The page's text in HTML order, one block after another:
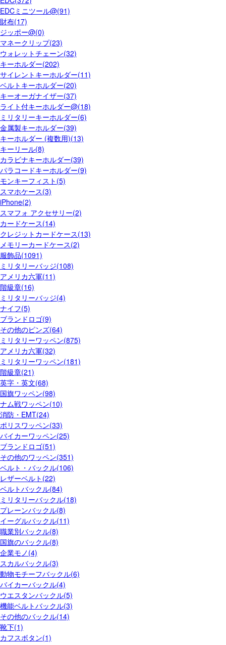
EDCミニツール@(91)
財布(17)
ジッポー@(0)
マネークリップ(23)
ウォレットチェーン(32)
キーホルダー(202)
サイレントキーホルダー(11)
ベルトキーホルダー(20)
キーオーガナイザー(37)
ライト付キーホルダー@(18)
ミリタリーキーホルダー(6)
金属製キーホルダー(39)
キーホルダー (複数用)(13)
キーリール(8)
カラビナキーホルダー(39)
パラコードキーホルダー(9)
モンキーフィスト(5)
スマホケース(3)
iPhone(2)
スマフォ アクセサリー(2)
カードケース(14)
クレジットカードケース(13)
メモリーカードケース(2)
服飾品(1091)
ミリタリーバッジ(108)
アメリカ六軍(11)
階級章(16)
ミリタリーバッジ(4)
ナイフ(5)
ブランドロゴ(9)
その他のピンズ(64)
ミリタリーワッペン(875)
アメリカ六軍(32)
ミリタリーワッペン(181)
階級章(21)
英字・英文(68)
国旗ワッペン(98)
ナム戦ワッペン(10)
消防・EMT(24)
ポリスワッペン(33)
バイカーワッペン(25)
ブランドロゴ(51)
その他のワッペン(351)
ベルト・バックル(106)
レザーベルト(22)
ベルトバックル(84)
ミリタリーバックル(18)
プレーンバックル(8)
イーグルバックル(11)
職業別バックル(8)
国旗のバックル(8)
企業モノ(4)
スカルバックル(3)
動物モチーフバックル(6)
バイカーバックル(4)
ウエスタンバックル(5)
機能ベルトバックル(3)
その他のバックル(14)
靴下(1)
カフスボタン(1)